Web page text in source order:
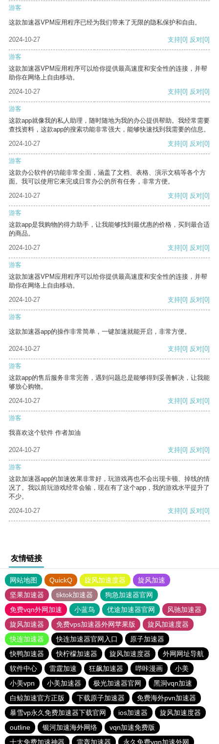
游客
这款加速器VPM应用程序已经为我们带来了无限的隐私保护和自由。
2024-10-27 支持[0] 反对[0]
游客
这款加速器VPM应用程序可以给你提供最高速度和安全性的连接，并帮
助你在网络上自由移动。
2024-10-27
支持[0] 反对[0]
游客
这款app就像我的私人助理，随时随地为我的办公提供帮助。我经常需要
查找资料，这款app的搜索功能非常强大，能够快速找到我需要的信息。
2024-10-27
支持[0] 反对[0]
游客
这款办公软件的功能非常全面，涵盖了文档、表格、演示文稿等各个方
面。我可以使用它来完成日常办公的所有任务，非常方便。
2024-10-27
支持[0] 反对[0]
游客
这款app是我购物的得力助手，让我能够找到最优惠的价格，买到最合适
的商品。
2024-10-27
支持[0] 反对[0]
游客
这款加速器VPM应用程序可以给你提供最高速度和安全性的连接，并帮
助你在网络上自由移动。
2024-10-27
支持[0] 反对[0]
游客
这款加速器app的操作非常简单，一键加速就能开启，非常方便。
2024-10-27 支持[0] 反对[0]
游客
这款app的售后服务非常完善，遇到问题总是能够得到妥善解决，让我能
够放心购物。
2024-10-27
支持[0] 反对[0]
游客
我喜欢这个软件 作者加油
2024-10-27 支持[0] 反对[0]
游客
这款加速器app的加速效果非常好，玩游戏再也不会出现卡顿、掉线的情
况了。我以前玩游戏经常会输，现在有了这个app，我的游戏水平提升了
不少。
2024-10-27
支持[0] 反对[0]
友情链接
网站地图 QuickQ 旋风加速度器
旋风加速
坚果加速器
tiktok加速器
狗急加速器官网
免费vqn外网加速
小蓝鸟 优途加速器官网
风驰加速器
旋风加速器
免费vps加速器外网苹果版
旋风加速度器
快连加速器
快连加速器官网入口
原子加速器
快鸭加速器
快柠檬加速器 旋风加速度器
外网网址导航
软件中心
雷霆加速 狂飙加速器 哔咔漫画
小美
小美vpn
小美加速器 极光加速器官网
黑洞vqn加速
白鲸加速官方正版
下载原子加速器
免费海外pvn加速器
暴雪vp永久免费加速器下载官网
ios加速器
旋风加速度器
outline
银河加速海外网络
vqn加速免费版
十大免费加速神器
雷轰加速器 永久免费vqn加速外网